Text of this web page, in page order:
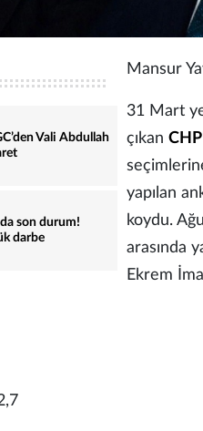
Vali Abdullah
son durum!
darbe
Mansur
31 Mart
çıkan CHP
yapılan
koydu.
arasında
Ekrem